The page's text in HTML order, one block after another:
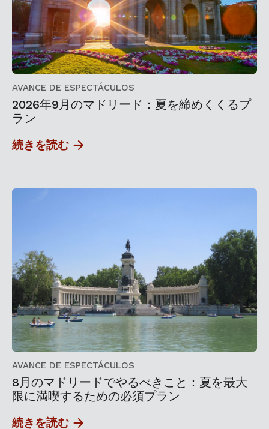
AVANCE DE ESPECTÁCULOS
2026年9月のマドリード：夏を締めくくるプ
ラン
続きを読む
AVANCE DE ESPECTÁCULOS
8月のマドリードでやるべきこと：夏を最大
限に満喫するための必須プラン
続きを読む